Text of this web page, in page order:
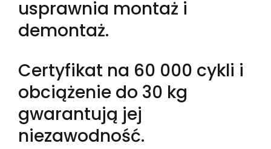
usprawnia montaż i
demontaż.
Certyfikat na 60 000 cykli i
obciążenie do 30 kg
gwarantują jej
niezawodność.